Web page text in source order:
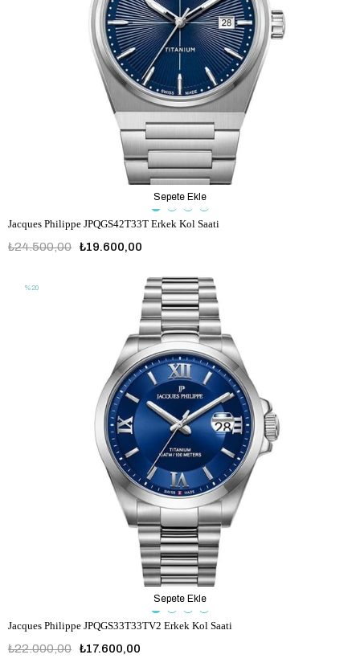
Jacques Philippe JPQGS42T33T Erkek Kol Saati
₺19.600,00
₺24.500,00
Sepete Ekle
Jacques Philippe JPQGS33T33TV2 Erkek Kol Saati
₺17.600,00
₺22.000,00
Sepete Ekle
%20